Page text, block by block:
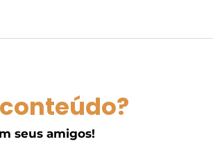
seus amigos!